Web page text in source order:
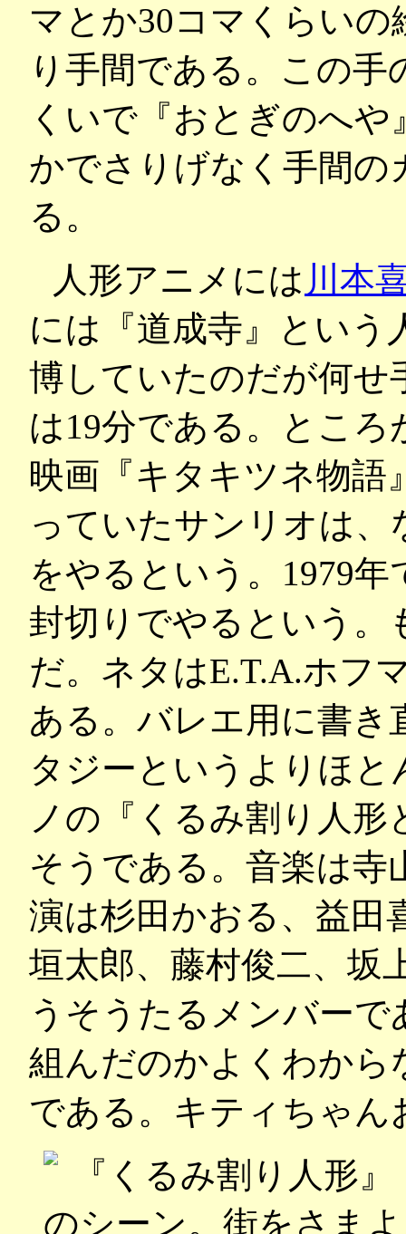
マとか30コマくらい
り手間である。この
くいで『おとぎのへ
かでさりげなく手間
る。
人形アニメには 川本
には『道成寺』という
博していたのだが何せ
は19分である。とこ
映画『キタキツネ物語
っていたサンリオは
をやるという。1979
封切りでやるという。
だ。ネタはE.T.A.ホフ
ある。バレエ用に書
タジーというよりほ
ノの『くるみ割り人
そうである。音楽は寺
演は杉田かおる、益田
垣太郎、藤村俊二、坂
うそうたるメンバー
組んだのかよくわから
である。キティちゃん